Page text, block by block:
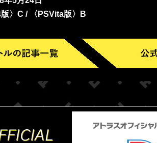
〉C / 〈PSVita版〉B